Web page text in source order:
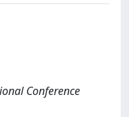
Conference